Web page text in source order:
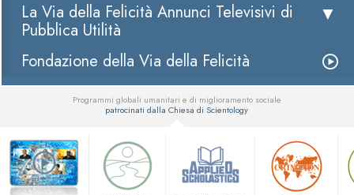
La Via della Felicità Annunci Televisivi di
Pubblica Utilità
Fondazione della Via della Felicità
Programmi globali umanitari e di miglioramento sociale
patrocinati dalla Chiesa di Scientology